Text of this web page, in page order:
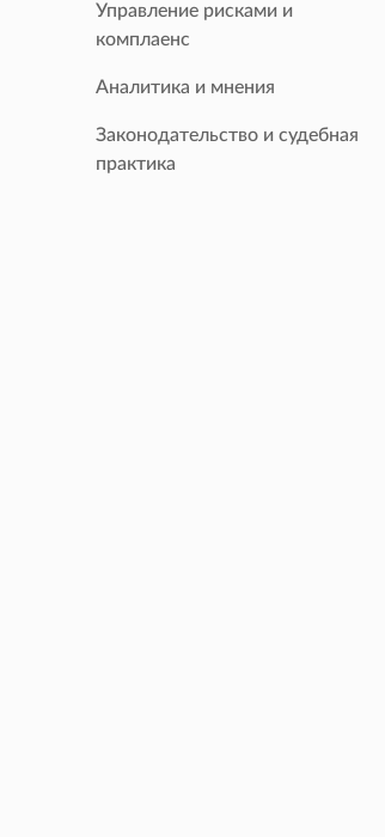
Управление рисками и
комплаенс
Аналитика и мнения
Законодательство и судебная
практика